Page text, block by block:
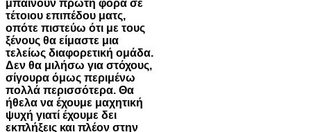
μπαίνουν πρώτη φορά σε
τέτοιου επιπέδου ματς,
οπότε πιστεύω ότι με τους
ξένους θα είμαστε μια
τελείως διαφορετική ομάδα.
Δεν θα μιλήσω για στόχους,
σίγουρα όμως περιμένω
πολλά περισσότερα. Θα
ήθελα να έχουμε μαχητική
ψυχή γιατί έχουμε δει
εκπλήξεις και πλέον στην